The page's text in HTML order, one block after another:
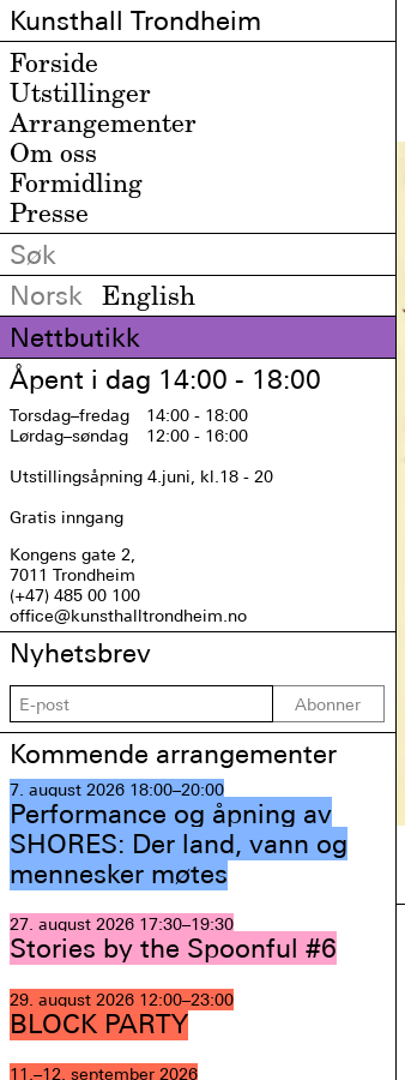
Kunsthall Trondheim
Forside
Utstillinger
Arrangementer
Om oss
Formidling
Presse
Norsk
English
Nettbutikk
Åpent i dag 14:00 - 18:00
Torsdag–fredag
14:00 - 18:00
Lørdag–søndag 12:00 - 16:00
Utstillingsåpning 4.juni, kl.18 - 20
Gratis inngang
Kongens gate 2,
7011 Trondheim
(+47) 485 00 100
office@kunsthalltrondheim.no
Nyhetsbrev
Abonner
Kommende arrangementer
7. august 2026 18:00–20:00
Performance og åpning av
SHORES: Der land, vann og
mennesker møtes
27. august 2026 17:30–19:30
Stories by the Spoonful #6
29. august 2026 12:00–23:00
BLOCK PARTY
11.–12. september 2026